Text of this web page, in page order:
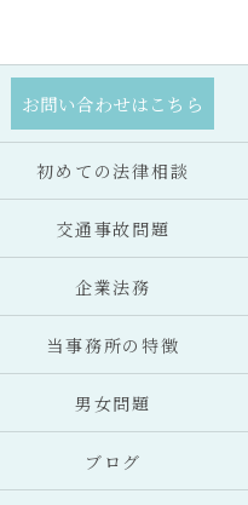
お問い合わせはこちら
初めての法律相談
交通事故問題
企業法務
当事務所の特徴
男女問題
ブログ